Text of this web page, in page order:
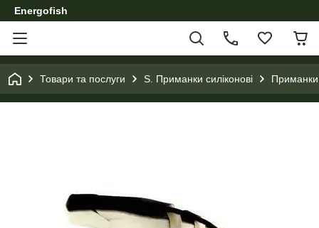
Energofish
Товари та послуги S. Приманки силіконові Приманки